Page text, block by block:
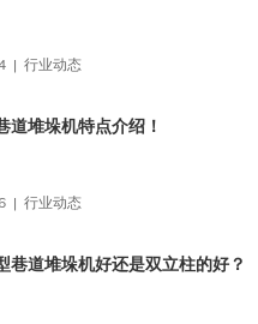
| 行业动态
道堆垛机特点介绍！
| 行业动态
巷道堆垛机好还是双立柱的好？